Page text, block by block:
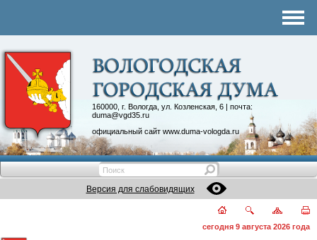
160000, г. Вологда, ул. Козленская, 6 | почта:
duma@vgd35.ru
официальный сайт www.duma-vologda.ru
Контакты
Депутатские объединения
Версия для слабовидящих
сегодня 9 августа 2026 года